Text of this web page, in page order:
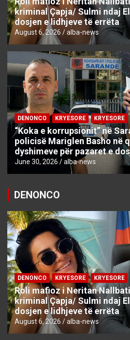
kriminal Çapja/ Sulmi ndaj
dosjen e lidhjeve të errëta
August 6, 2026 alba-news
DENONCO KRYESORE KRYESORE
“Koka e korrupsionit” në
policisë Mariglen Basho në
dyshimeve për pazaret e
June 30, 2026 alba-news
DENONCO
DENONCO KRYESORE KRYESORE
Roli mafioz i Neritan
kriminal Çapja/ Sulmi ndaj
dosjen e lidhjeve të errëta
August 6, 2026 alba-news